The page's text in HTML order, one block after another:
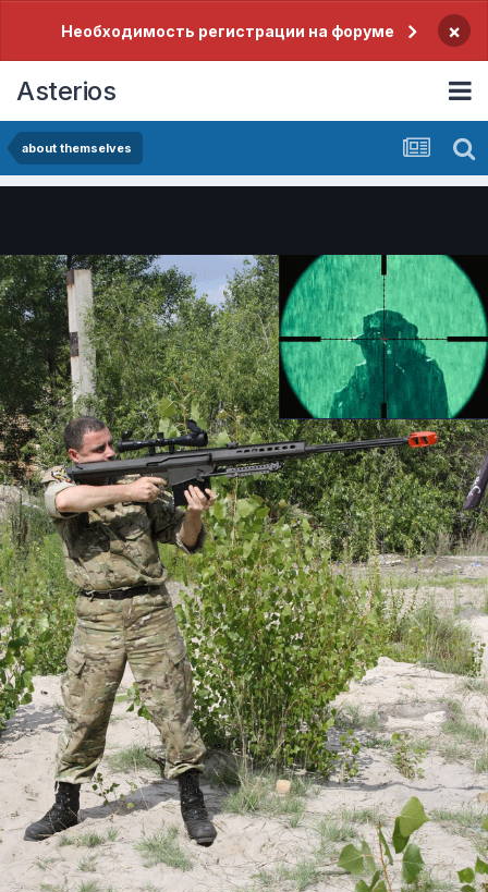
Необходимость регистрации на форуме ×
Asterios
about themselves